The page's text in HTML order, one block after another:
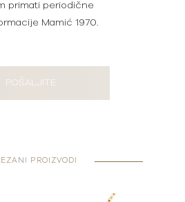
primati periodične
Mamić 1970.
POŠALJITE
PROIZVODI